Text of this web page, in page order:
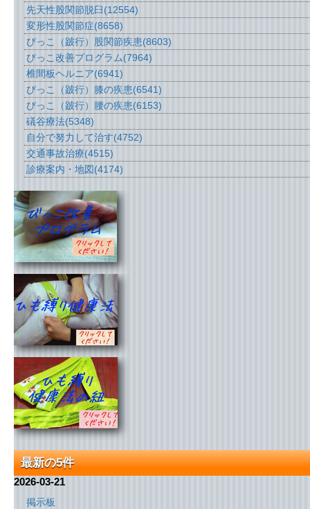
先天性股関節脱臼(12554)
変形性股関節症(8658)
びっこ（跛行）股関節疾患(8603)
びっこ改善プログラム(7964)
椎間板ヘルニア(6941)
びっこ（跛行）膝の疾患(6541)
びっこ（跛行）腰の疾患(6153)
礒谷療法(5348)
自分で努力して治す(4752)
交通事故治療(4515)
診療案内・地図(4174)
最新の5件
2026-03-21
掲示板